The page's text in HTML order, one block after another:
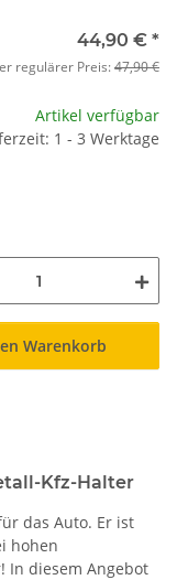
44,90 € *
regulärer Preis:47,90 €
Artikel verfügbar
1 - 3 Werktage
Warenkorb
Kfz-Halter
das Auto. Er ist
hohen
In diesem Angebot